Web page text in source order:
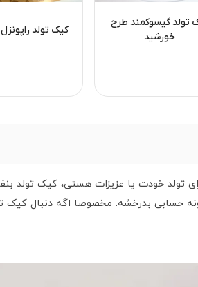
تولد گیسوکمند طرح
خورشید
کیک تولد
تولد خودت یا عزیزات هستی، کیک تولد
حسابی بدرخشه. مخصوصا اگه دنبال کیک